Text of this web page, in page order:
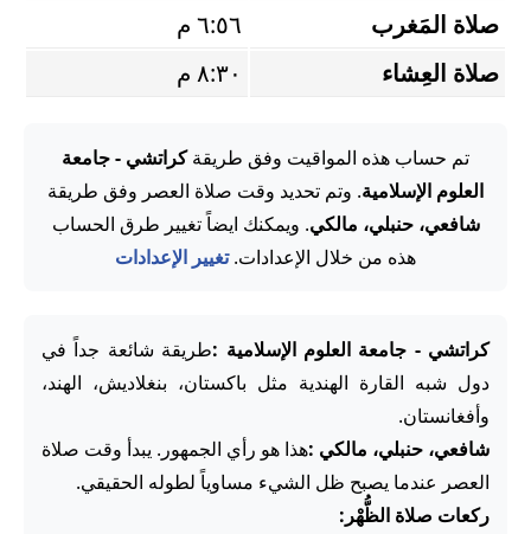
صلاة المَغرب
٦:٥٦ م
صلاة العِشاء
٨:٣٠ م
تم حساب هذه المواقيت وفق طريقةكراتشي - جامعة
العلوم الإسلامية. وتم تحديد وقت صلاة العصر وفق طريقة
شافعي، حنبلي، مالكي. ويمكنك ايضاً تغيير طرق الحساب
هذه من خلال الإعدادات.تغيير الإعدادات
كراتشي - جامعة العلوم الإسلامية :طريقة شائعة جداً في
دول شبه القارة الهندية مثل باكستان، بنغلاديش، الهند،
وأفغانستان.
شافعي، حنبلي، مالكي :هذا هو رأي الجمهور. يبدأ وقت صلاة
العصر عندما يصبح ظل الشيء مساوياً لطوله الحقيقي.
ركعات صلاة الظُّهْر: